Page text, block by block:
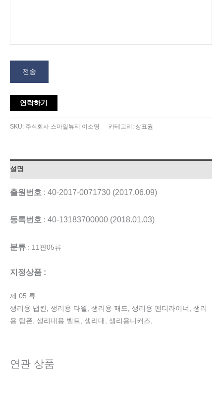
전송
연락하기
SKU: 주식회사 스마일뷰티 이소영 카테고리: 상표권
설명
출원번호 : 40-2017-0071730 (2017.06.09)
등록번호 : 40-13183700000 (2018.01.03)
분류 : 11판05류
지정상품 :
제 05 류
생리용 냅킨, 생리용 타월, 생리용 패드, 생리용 팬티라이너, 생리
용 탐폰, 생리대용 벨트, 생리대, 생리용니커즈,
연관 상품